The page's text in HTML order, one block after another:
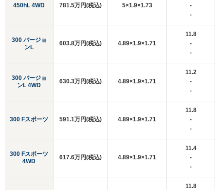
450hL 4WD
300 バージョ
ンL
300 バージョ
ンL 4WD
300 Fスポーツ
300 Fスポーツ
4WD
781.5万円(税込) 5×1.9×1.73
-
-
603.8万円(税込) 4.89×1.9×1.71
11.8
-
-
630.3万円(税込) 4.89×1.9×1.71
11.2
-
-
591.1万円(税込) 4.89×1.9×1.71
11.8
-
-
617.6万円(税込) 4.89×1.9×1.71
11.4
-
-
11.8